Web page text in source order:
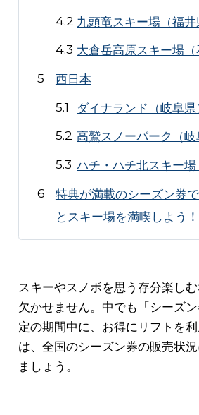
九頭竜スキー場（福井
大倉岳高原スキー場（
西日本
ダイナランド（岐阜県
高鷲スノーパーク（岐
ハチ・ハチ北スキー場
特典が満載のシーズン券
とスキー場を満喫しよう！
スキーやスノボを思う存分楽し
欠かせません。中でも「シーズ
定の期間中に、お得にリフトを
は、全国のシーズン券の販売状
ましょう。